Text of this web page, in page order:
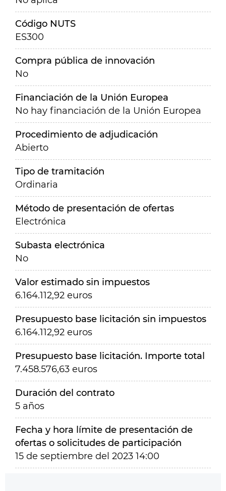
Código NUTS
ES300
Compra pública de innovación
No
Financiación de la Unión Europea
No hay financiación de la Unión Europea
Procedimiento de adjudicación
Abierto
Tipo de tramitación
Ordinaria
Método de presentación de ofertas
Electrónica
Subasta electrónica
No
Valor estimado sin impuestos
6.164.112,92 euros
Presupuesto base licitación sin impuestos
6.164.112,92 euros
Presupuesto base licitación. Importe total
7.458.576,63 euros
Duración del contrato
5 años
Fecha y hora límite de presentación de
ofertas o solicitudes de participación
15 de septiembre del 2023 14:00